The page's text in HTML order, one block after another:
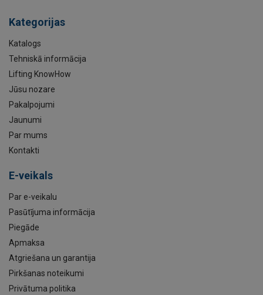
Kategorijas
Katalogs
Tehniskā informācija
Lifting KnowHow
Jūsu nozare
Pakalpojumi
Jaunumi
Par mums
Kontakti
E-veikals
Par e-veikalu
Pasūtījuma informācija
Piegāde
Apmaksa
Atgriešana un garantija
Pirkšanas noteikumi
Privātuma politika